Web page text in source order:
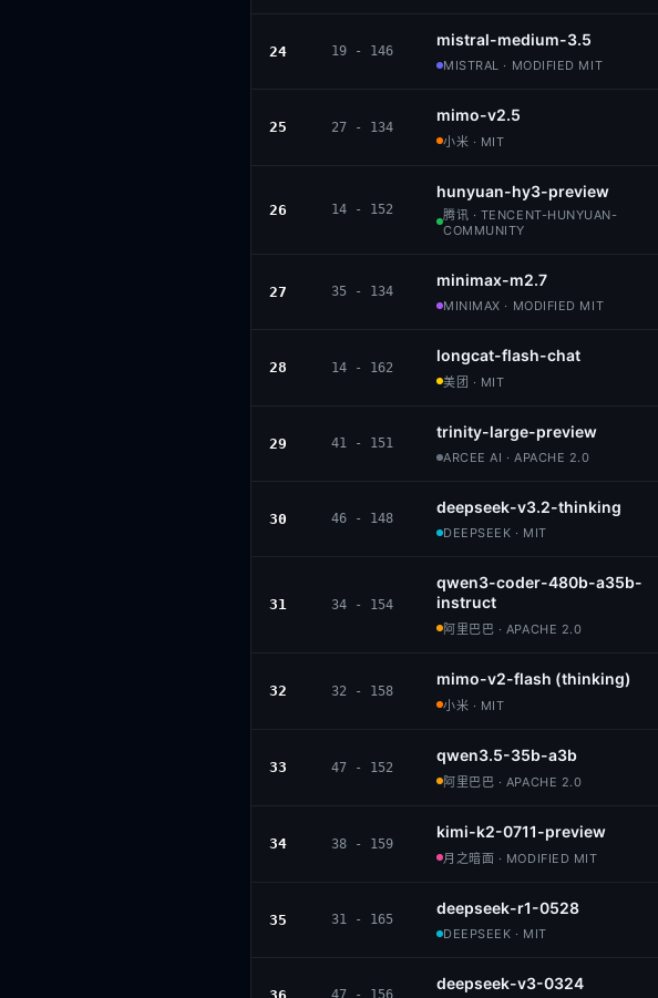
24 19 - 146
mistral-medium-3.5
MISTRAL · MODIFIED MIT
25 27 - 134
mimo-v2.5
小米 · MIT
26 14 - 152
hunyuan-hy3-preview
腾讯 · TENCENT-HUNYUAN-
COMMUNITY
27 35 - 134
minimax-m2.7
MINIMAX · MODIFIED MIT
28 14 - 162
longcat-flash-chat
美团 · MIT
29 41 - 151
trinity-large-preview
ARCEE AI · APACHE 2.0
30 46 - 148
deepseek-v3.2-thinking
DEEPSEEK · MIT
31 34 - 154
qwen3-coder-480b-a35b-
instruct
阿里巴巴 · APACHE 2.0
32 32 - 158
mimo-v2-flash (thinking)
小米 · MIT
33 47 - 152
qwen3.5-35b-a3b
阿里巴巴 · APACHE 2.0
34 38 - 159
kimi-k2-0711-preview
月之暗面 · MODIFIED MIT
35 31 - 165
deepseek-r1-0528
DEEPSEEK · MIT
47 - 156
deepseek-v3-0324